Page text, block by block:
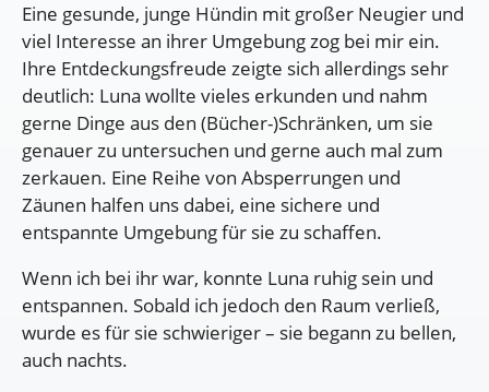
Eine gesunde, junge Hündin mit großer Neugier und
viel Interesse an ihrer Umgebung zog bei mir ein.
Ihre Entdeckungsfreude zeigte sich allerdings sehr
deutlich: Luna wollte vieles erkunden und nahm
gerne Dinge aus den (Bücher-)Schränken, um sie
genauer zu untersuchen und gerne auch mal zum
zerkauen. Eine Reihe von Absperrungen und
Zäunen halfen uns dabei, eine sichere und
entspannte Umgebung für sie zu schaffen.
Wenn ich bei ihr war, konnte Luna ruhig sein und
entspannen. Sobald ich jedoch den Raum verließ,
wurde es für sie schwieriger – sie begann zu bellen,
auch nachts.